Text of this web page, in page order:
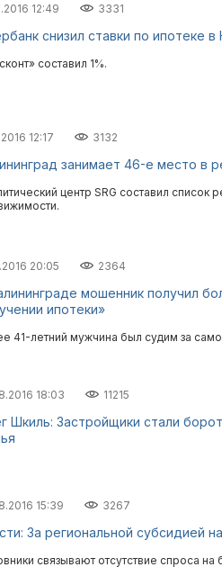
12:49 3331
снизил ставки по ипотеке в
составил 1%.
12:17 3132
занимает 46-е место в
центр SRG составил
20:05 2364
мошенник получил
ипотеки»
41-летний мужчина был судим за
18:03 11215
Шкиль: Застройщики стали
15:39 3267
За региональной субсидией
связывают отсутствие спроса